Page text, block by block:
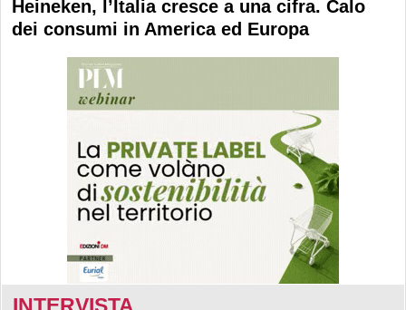
Heineken, l’Italia cresce a una cifra. Calo
dei consumi in America ed Europa